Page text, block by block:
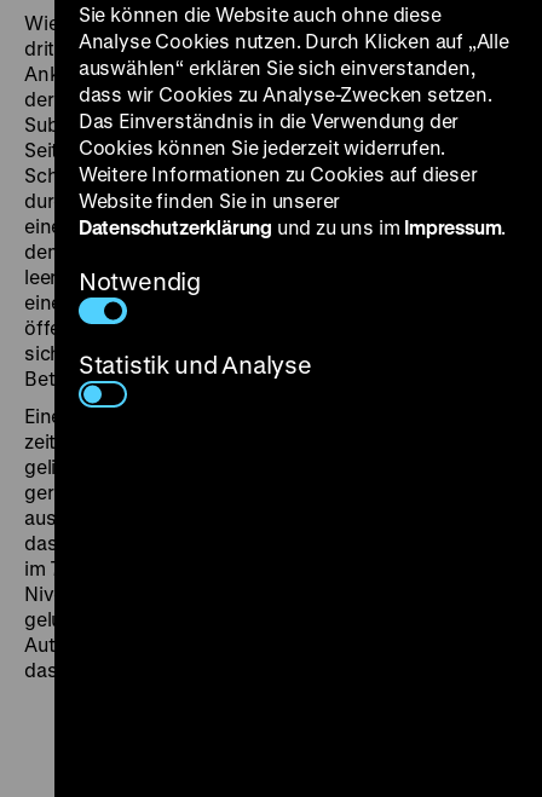
Wie bereitsSelbstbedienungfolgt auch Fechners
dritter Film einem authentischen Fall und besitzt
Anklänge an eine Gaunerkomödie. Allerdings verstieß
der Autor gegen einige Konventionen dieses
Subgenres: So ist die Sympathie nicht ungetrübt auf
Seiten der Protagonistinnen, vier älterer lediger
Schwestern und der Tochter einer von ihnen, die sich
durchs Leben schnorren und schmarotzen. Vom Leiter
einer Wirtschaftsauskunftei verfolgt, flüchten sie aus
dem Ruhrgebiet in ein Moselstädtchen, wo sie ein
leerstehendes Anwesen erwerben und angeblich zu
einem Damenstift ausbauen wollen. Dass die
öffentliche Hand die Immobilie loswerden möchte und
sich sonst niemand dafür interessiert, spielt den
Betrügerinnen in die Hände.
Eine (gerade was den Immobiliensektor angeht)
zeitlose Geschichte über Hochstapelei, die nur
gelingen kann durch ein Umfeld, welches sich nur zu
gerne blenden lässt. „Das Lokale wurde genüßlich
ausgebreitet, das Unangenehme nicht ausgeklammert,
das Heitere jedoch bevorzugt“, urteilte Wolfgang Paul
im Tagesspiegel
Niveau, ein Anti-Krimi mit handfester Story, ein
gelungener Spaß mit ernsten Absichten, der dem
Autor und Regisseur Eberhard Fechner hier gelang –
das Mitleid mit den kleinen Gaunern inbegriffen.“ (gym)
Sie können die Website auch ohne diese
Analyse Cookies nutzen. Durch Klicken auf „Alle
auswählen“ erklären Sie sich einverstanden,
dass wir Cookies zu Analyse-Zwecken setzen.
Das Einverständnis in die Verwendung der
Cookies können Sie jederzeit widerrufen.
Weitere Informationen zu Cookies auf dieser
Website finden Sie in unserer
Datenschutzerklärung und zu uns im Impressum.
Notwendig
Statistik und Analyse